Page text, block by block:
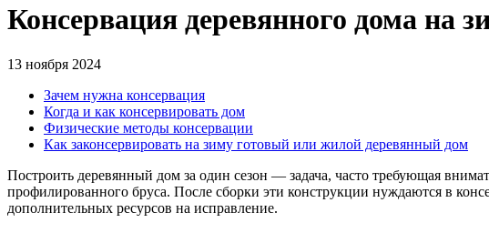
Консервация деревянного дома на
13 ноября 2024
Зачем нужна консервация
Когда и как консервировать дом
Физические методы консервации
Как законсервировать на зиму готовый или жилой деревянный дом
Построить деревянный дом за один сезон — задача, часто требующая
профилированного бруса. После сборки эти конструкции нуждаются в
дополнительных ресурсов на исправление.